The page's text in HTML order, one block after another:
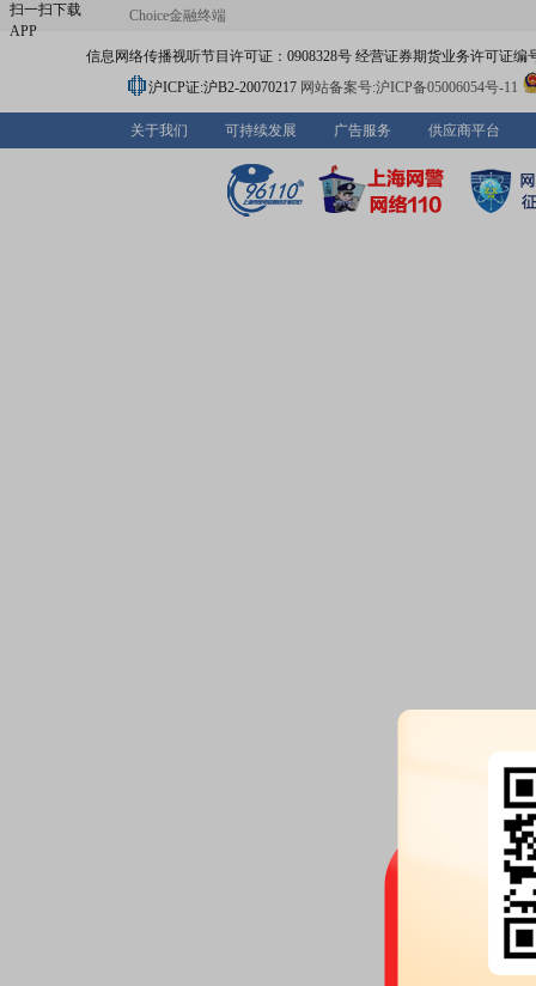
扫一扫下载
APP
Choice金融终端
信息网络传播视听节目许可证：0908328号 经营证券期货业务许可证编
沪ICP证:沪B2-20070217 网站备案号:沪ICP备05006054号-11
关于我们 可持续发展 广告服务 供应商平台